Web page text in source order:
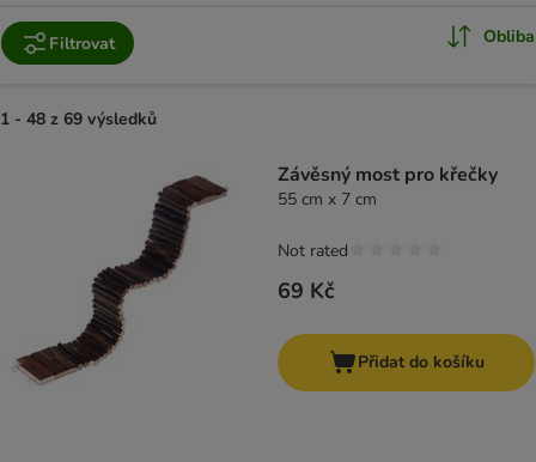
Filtrovat Obliba
1 - 48 z 69 výsledků
Závěsný most pro křečky
55 cm x 7 cm
69 Kč
Not rated
Přidat do košíku